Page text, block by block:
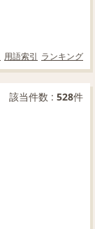
用語索引 ランキング
該当件数 : 528件